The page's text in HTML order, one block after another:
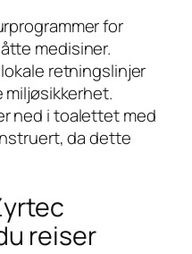
for
medisiner.
retningslinjer
miljøsikkerhet.
ned i toalettet med
da dette
reiser